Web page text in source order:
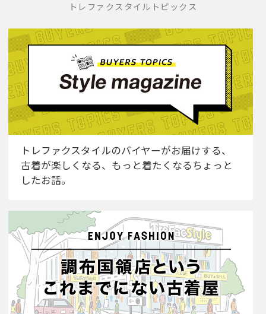
トレファクスタイルトピックス
トレファクスタイルのバイヤーがお届けする、
古着が楽しくなる、もっと着たくなるちょっと
したお話。